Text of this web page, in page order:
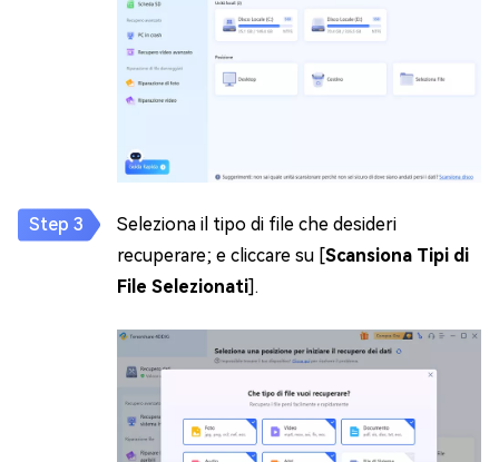
Seleziona il tipo di file che desideri
recuperare; e cliccare su [Scansiona Tipi di
File Selezionati].